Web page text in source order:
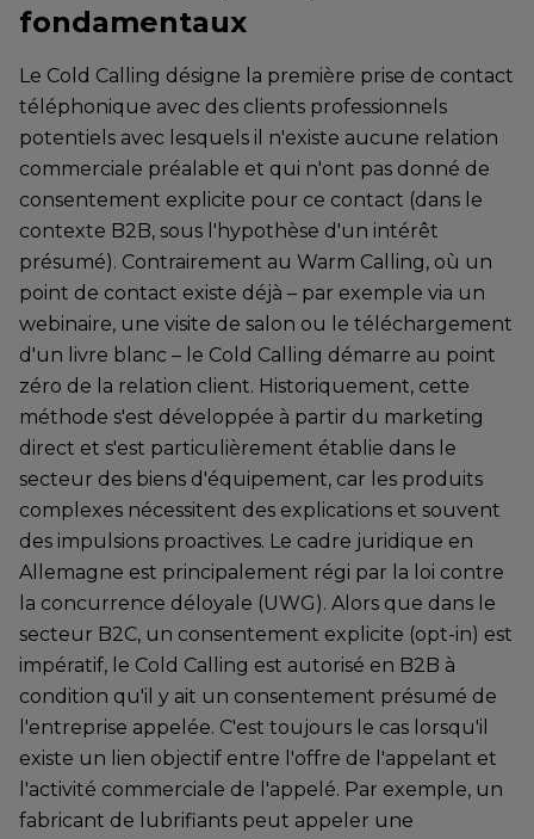
fondamentaux
Le Cold Calling désigne la première prise de contact
téléphonique avec des clients professionnels
potentiels avec lesquels il n'existe aucune relation
commerciale préalable et qui n'ont pas donné de
consentement explicite pour ce contact (dans le
contexte B2B, sous l'hypothèse d'un intérêt
présumé). Contrairement au Warm Calling, où un
point de contact existe déjà – par exemple via un
webinaire, une visite de salon ou le téléchargement
d'un livre blanc – le Cold Calling démarre au point
zéro de la relation client. Historiquement, cette
méthode s'est développée à partir du marketing
direct et s'est particulièrement établie dans le
secteur des biens d'équipement, car les produits
complexes nécessitent des explications et souvent
des impulsions proactives. Le cadre juridique en
Allemagne est principalement régi par la loi contre
la concurrence déloyale (UWG). Alors que dans le
secteur B2C, un consentement explicite (opt-in) est
impératif, le Cold Calling est autorisé en B2B à
condition qu'il y ait un consentement présumé de
l'entreprise appelée. C'est toujours le cas lorsqu'il
existe un lien objectif entre l'offre de l'appelant et
l'activité commerciale de l'appelé. Par exemple, un
fabricant de lubrifiants peut appeler une